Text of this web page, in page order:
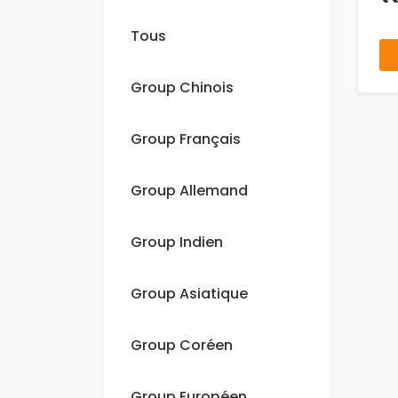
Tous
Group Chinois
Group Français
Group Allemand
Group Indien
Group Asiatique
Group Coréen